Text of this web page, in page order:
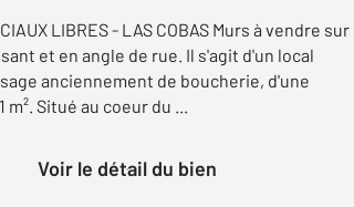
LIBRES - LAS COBAS Murs à vendre sur
et en angle de rue. Il s'agit d'un local
anciennement de boucherie, d'une
m². Situé au coeur du ...
Voir le détail du bien